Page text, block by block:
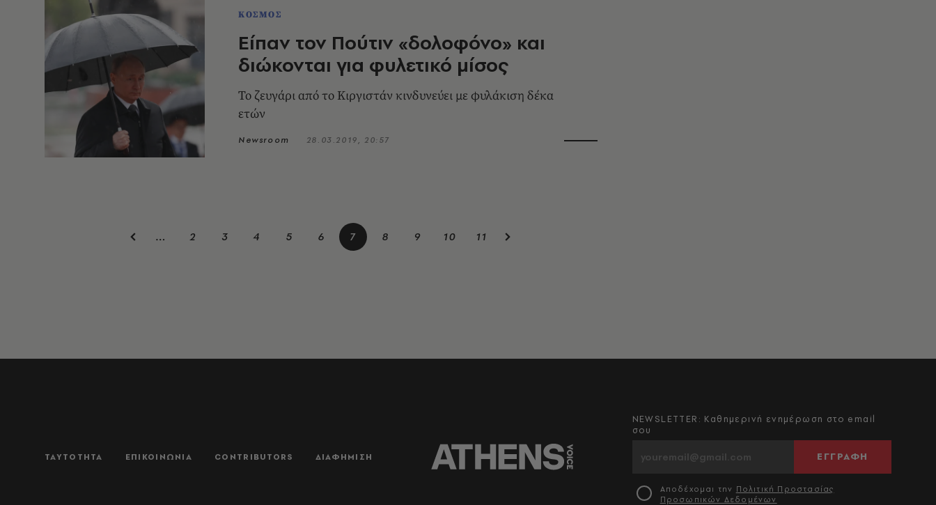
ΚΟΣΜΟΣ
Είπαν τον Πούτιν «δολοφόνο» και
διώκονται για φυλετικό μίσος
Το ζευγάρι από το Κιργιστάν κινδυνεύει με φυλάκιση δέκα
ετών
Newsroom 28.03.2019, 20:57
… 2 3 4 5 6 7 8 9 10 11
ΤΑΥΤΟΤΗΤΑ ΕΠΙΚΟΙΝΩΝΙΑ CONTRIBUTORS ΔΙΑΦΗΜΙΣΗ
NEWSLETTER: Καθημερινή ενημέρωση στο email
σου
ΕΓΓΡΑΦΗ
Αποδέχομαι την Πολιτική Προστασίας
Προσωπικών Δεδομένων